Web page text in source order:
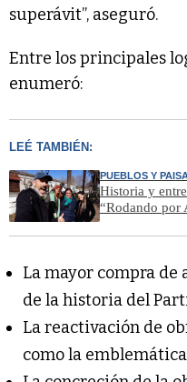
superávit”, aseguró.
Entre los principales
enumeró:
LEÉ TAMBIÉN:
PUEBLOS Y
Historia y
“Rodando por
La mayor compra
de la historia del
La reactivación de
como la